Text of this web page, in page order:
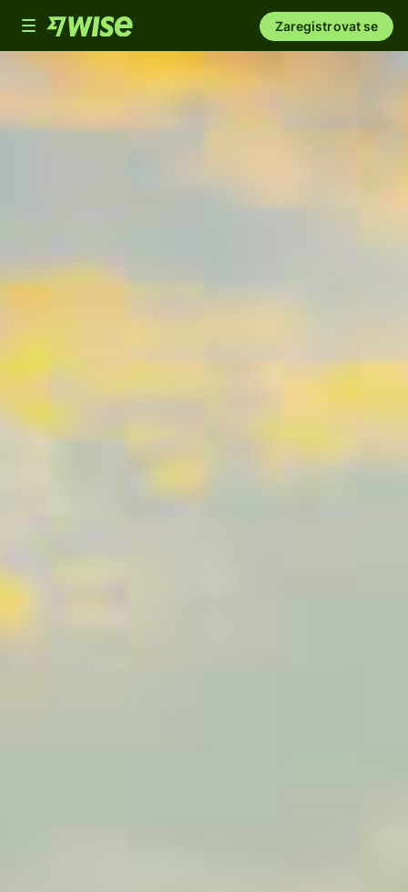
Toggle
navigation
Zaregistrovat se